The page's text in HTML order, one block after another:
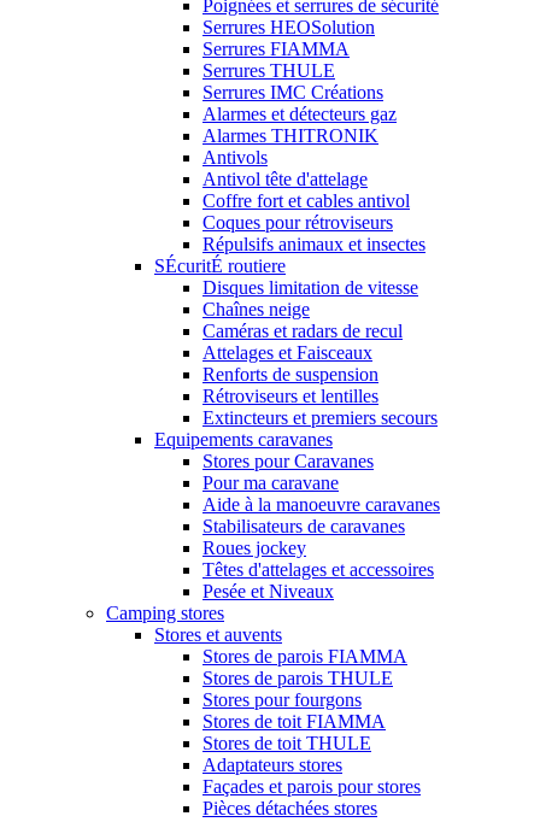
Poignées et serrures de sécurité
Serrures HEOSolution
Serrures FIAMMA
Serrures THULE
Serrures IMC Créations
Alarmes et détecteurs gaz
Alarmes THITRONIK
Antivols
Antivol tête d'attelage
Coffre fort et cables antivol
Coques pour rétroviseurs
Répulsifs animaux et insectes
SÉcuritÉ routiere
Disques limitation de vitesse
Chaînes neige
Caméras et radars de recul
Attelages et Faisceaux
Renforts de suspension
Rétroviseurs et lentilles
Extincteurs et premiers secours
Equipements caravanes
Stores pour Caravanes
Pour ma caravane
Aide à la manoeuvre caravanes
Stabilisateurs de caravanes
Roues jockey
Têtes d'attelages et accessoires
Pesée et Niveaux
Camping stores
Stores et auvents
Stores de parois FIAMMA
Stores de parois THULE
Stores pour fourgons
Stores de toit FIAMMA
Stores de toit THULE
Adaptateurs stores
Façades et parois pour stores
Pièces détachées stores